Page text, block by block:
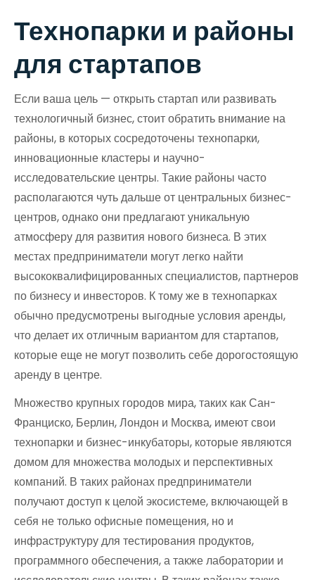
Технопарки и районы
для стартапов
Если ваша цель — открыть стартап или развивать
технологичный бизнес, стоит обратить внимание на
районы, в которых сосредоточены технопарки,
инновационные кластеры и научно-
исследовательские центры. Такие районы часто
располагаются чуть дальше от центральных бизнес-
центров, однако они предлагают уникальную
атмосферу для развития нового бизнеса. В этих
местах предприниматели могут легко найти
высококвалифицированных специалистов, партнеров
по бизнесу и инвесторов. К тому же в технопарках
обычно предусмотрены выгодные условия аренды,
что делает их отличным вариантом для стартапов,
которые еще не могут позволить себе дорогостоящую
аренду в центре.
Множество крупных городов мира, таких как Сан-
Франциско, Берлин, Лондон и Москва, имеют свои
технопарки и бизнес-инкубаторы, которые являются
домом для множества молодых и перспективных
компаний. В таких районах предприниматели
получают доступ к целой экосистеме, включающей в
себя не только офисные помещения, но и
инфраструктуру для тестирования продуктов,
программного обеспечения, а также лаборатории и